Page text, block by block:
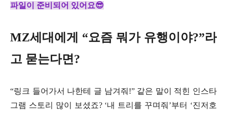
파일이 준비되어 있어요😎
MZ세대에게 “요즘 뭐가 유행이야?”라
고 묻는다면?
“링크 들어가서 나한테 글 남겨줘!” 같은 말이 적힌 인스타
그램 스토리 많이 보셨죠? ‘내 트리를 꾸며줘’부터 ‘진저호